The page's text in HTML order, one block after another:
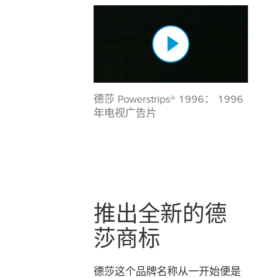
德莎 Powerstrips® 1996： 1996
年电视广告片
推出全新的德
莎商标
德莎这个品牌名称从一开始便是